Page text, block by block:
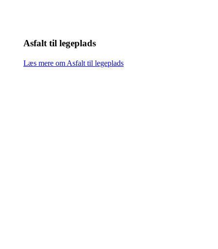
Asfalt til legeplads
Læs mere om Asfalt til legeplads